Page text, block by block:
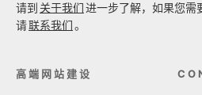
请到 关于我们进一步了解，如果您需
请联系我们。
高端网站建设